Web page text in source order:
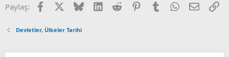
Paylaş: FacebookX (Twitter)
BlueskyLinkedInReddit PinterestTumblr WhatsApp
E-posta
Devletler, Ülkeler Tarihi